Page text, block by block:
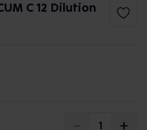
C 12 Dilution